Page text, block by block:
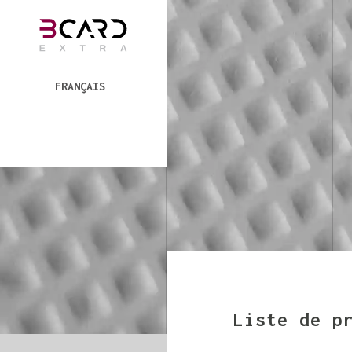
FRANÇAIS
Liste de